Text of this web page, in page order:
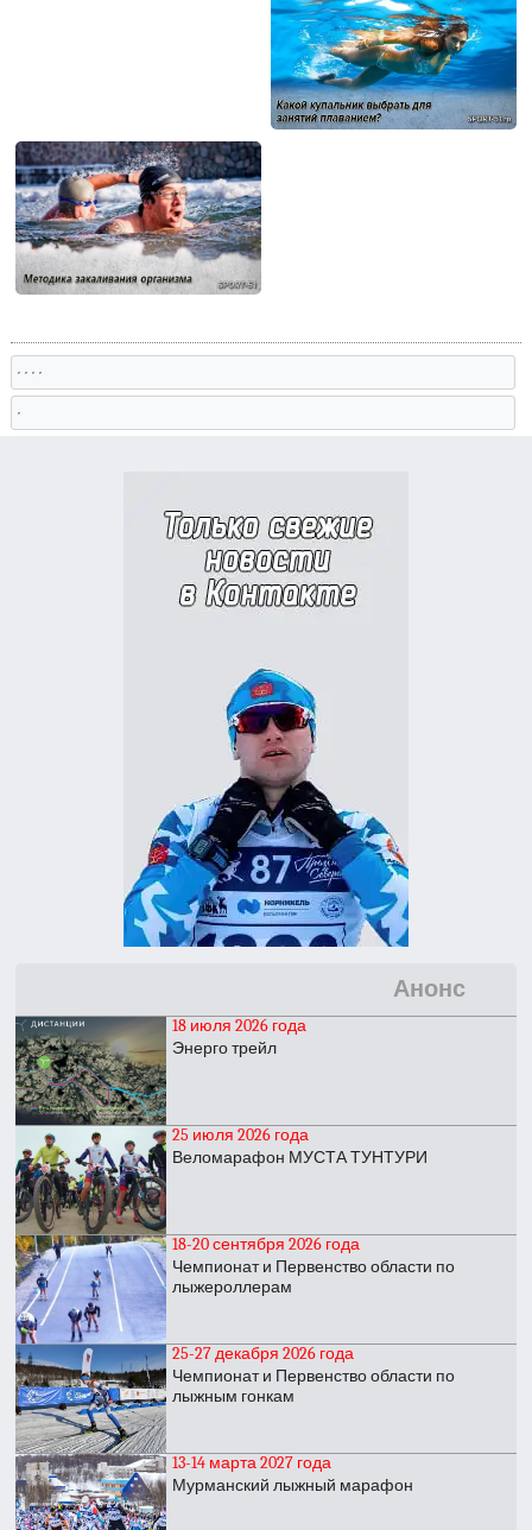
, , , ,
,
Анонс
18 июля 2026 года
Энерго трейл
25 июля 2026 года
Веломарафон МУСТА ТУНТУРИ
18-20 сентября 2026 года
Чемпионат и Первенство области по
лыжероллерам
25-27 декабря 2026 года
Чемпионат и Первенство области по
лыжным гонкам
13-14 марта 2027 года
Мурманский лыжный марафон